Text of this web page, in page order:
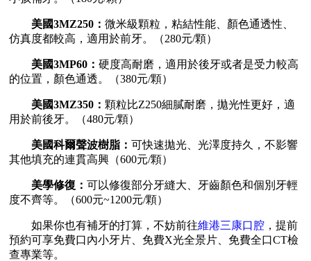
美國3MZ250：微米級顆粒，粘結性能、顏色通透性、
仿真度都較高，適用於前牙。（280元/顆）
美國3MP60：硬度高耐磨，適用於後牙或者是受力較高
的位置，顏色通透。（380元/顆）
美國3MZ350：顆粒比Z250細膩耐磨，拋光性更好，適
用於前後牙。（480元/顆）
美國科爾聲波樹脂：可快速拋光、光澤度持久，不影響
其他填充的連貫高興（600元/顆）
美學修復：可以修復部分牙縫大、牙齒顏色和個別牙輕
度不齊等。（600元~1200元/顆）
如果你也有補牙的打算，不妨前往維港三康口腔 ，提前
預約可享免費口內小牙片、免費X光全景片、免費全口CT檢
查專業等。